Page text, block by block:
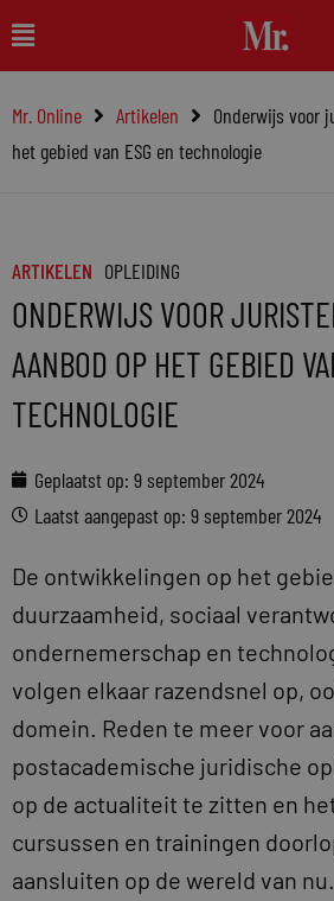
naar
inhoud
Main
Menu
Mr. Online Artikelen
Onderwijs voor
het gebied van ESG en technologie
ARTIKELEN OPLEIDING
ONDERWIJS VOOR
AANBOD OP HET GEBIED
TECHNOLOGIE
Geplaatst op: 9 september 2024
Laatst aangepast op: 9 september 2024
De ontwikkelingen op het
duurzaamheid, sociaal
ondernemerschap en
volgen elkaar razendsnel op,
domein. Reden te meer voor
postacademische juridische
op de actualiteit te zitten en
cursussen en trainingen
aansluiten op de wereld van